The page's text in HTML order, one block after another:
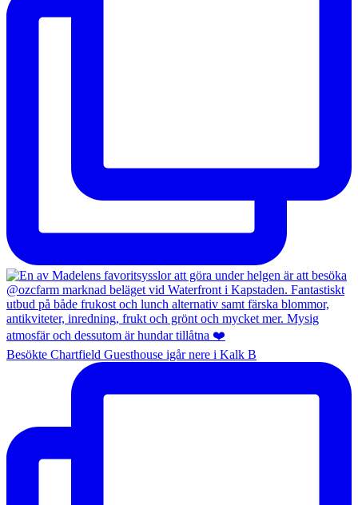
Besökte Chartfield Guesthouse igår nere i Kalk B